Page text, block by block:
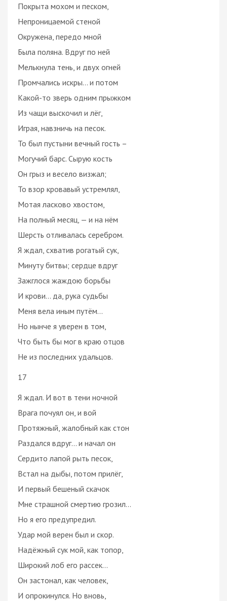
Покрыта мохом и песком,
Непроницаемой стеной
Окружена, передо мной
Была поляна. Вдруг по ней
Мелькнула тень, и двух огней
Промчались искры… и потом
Какой-то зверь одним прыжком
Из чащи выскочил и лёг,
Играя, навзничь на песок.
То был пустыни вечный гость –
Могучий барс. Сырую кость
Он грыз и весело визжал;
То взор кровавый устремлял,
Мотая ласково хвостом,
На полный месяц, — и на нём
Шерсть отливалась серебром.
Я ждал, схватив рогатый сук,
Минуту битвы; сердце вдруг
Зажглося жаждою борьбы
И крови… да, рука судьбы
Меня вела иным путём…
Но нынче я уверен в том,
Что быть бы мог в краю отцов
Не из последних удальцов.
17
Я ждал. И вот в тени ночной
Врага почуял он, и вой
Протяжный, жалобный как стон
Раздался вдруг... и начал он
Сердито лапой рыть песок,
Встал на дыбы, потом прилёг,
И первый бешеный скачок
Мне страшной смертию грозил…
Но я его предупредил.
Удар мой верен был и скор.
Надёжный сук мой, как топор,
Широкий лоб его рассек…
Он застонал, как человек,
И опрокинулся. Но вновь,